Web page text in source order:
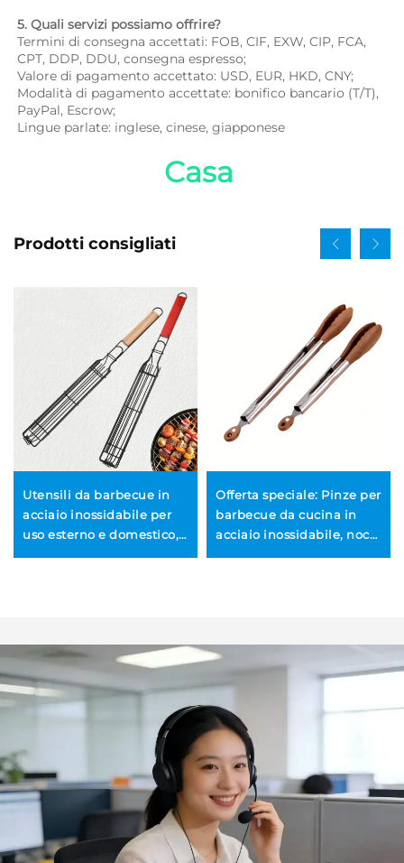
5. Quali servizi possiamo offrire?
Termini di consegna accettati: FOB, CIF, EXW, CIP, FCA,
CPT, DDP, DDU, consegna espresso;
Valore di pagamento accettato: USD, EUR, HKD, CNY;
Modalità di pagamento accettate: bonifico bancario (T/T),
PayPal, Escrow;
Lingue parlate: inglese, cinese, giapponese
Casa
Prodotti consigliati
Utensili da barbecue in
acciaio inossidabile per
uso esterno e domestico,
attrezzi
Offerta speciale: Pinze per
barbecue da cucina in
acciaio inossidabile, noce,